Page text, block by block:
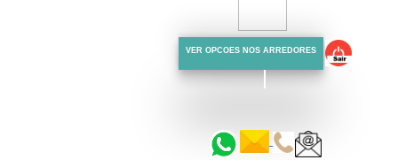
VER OPCOES NOS ARREDORES